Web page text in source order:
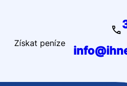
Získat peníze